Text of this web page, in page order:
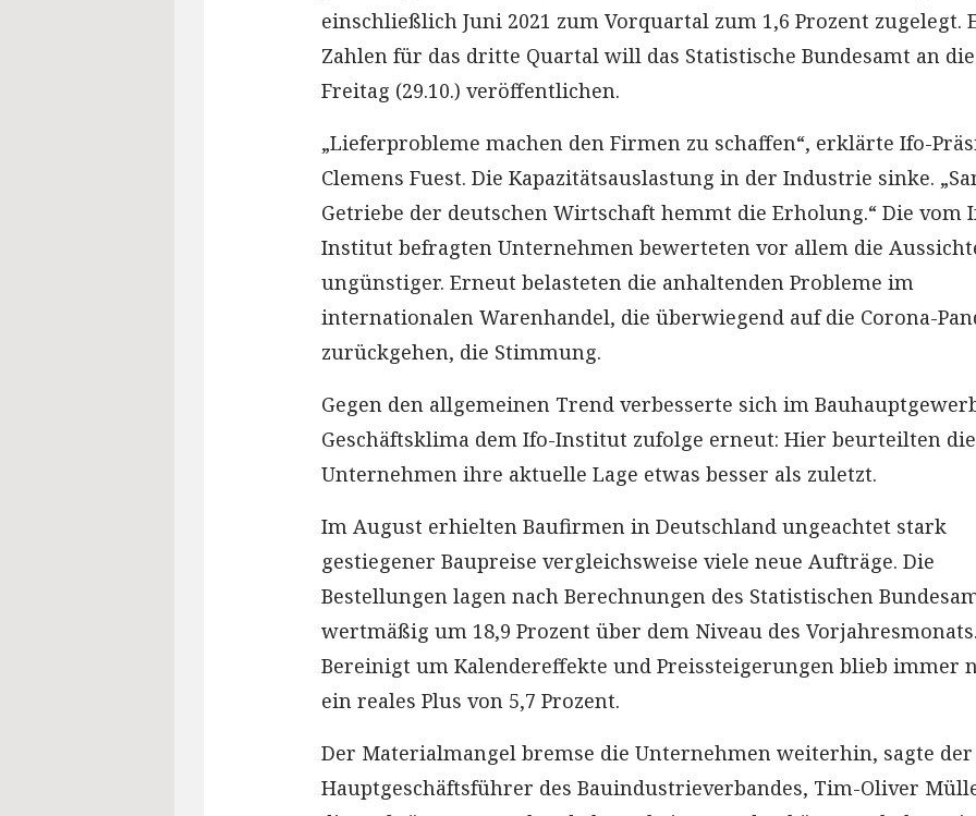
einschließlich Juni 2021 zum Vorquartal zum 1,6 Prozent zugelegt.
Zahlen für das dritte Quartal will das Statistische Bundesamt an
Freitag (29.10.) veröffentlichen.
„Lieferprobleme machen den Firmen zu schaffen“, erklärte Ifo-
Clemens Fuest. Die Kapazitätsauslastung in der Industrie sinke.
Getriebe der deutschen Wirtschaft hemmt die Erholung.“ Die vom
Institut befragten Unternehmen bewerteten vor allem die
ungünstiger. Erneut belasteten die anhaltenden Probleme im
internationalen Warenhandel, die überwiegend auf die Corona-
zurückgehen, die Stimmung.
Gegen den allgemeinen Trend verbesserte sich im
Geschäftsklima dem Ifo-Institut zufolge erneut: Hier beurteilten die
Unternehmen ihre aktuelle Lage etwas besser als zuletzt.
Im August erhielten Baufirmen in Deutschland ungeachtet stark
gestiegener Baupreise vergleichsweise viele neue Aufträge. Die
Bestellungen lagen nach Berechnungen des Statistischen
wertmäßig um 18,9 Prozent über dem Niveau des
Bereinigt um Kalendereffekte und Preissteigerungen blieb immer
ein reales Plus von 5,7 Prozent.
Der Materialmangel bremse die Unternehmen weiterhin, sagte der
Hauptgeschäftsführer des Bauindustrieverbandes, Tim-Oliver